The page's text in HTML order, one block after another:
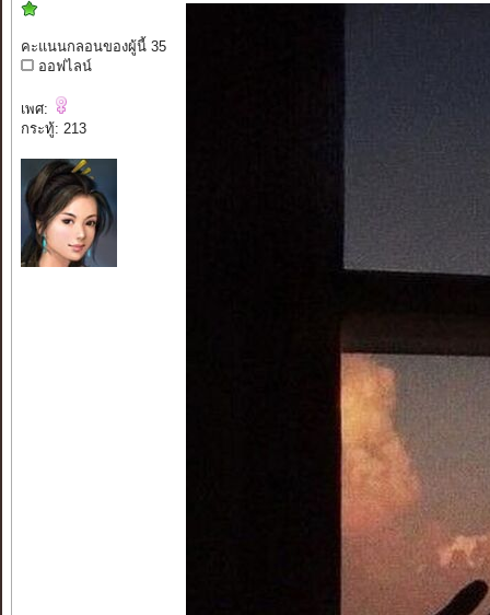
คะแนนกลอนของผู้นี้ 35
ออฟไลน์
เพศ:
กระทู้: 213